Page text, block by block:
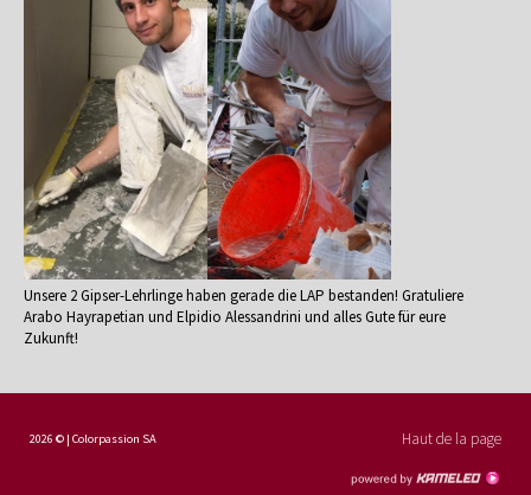
Unsere 2 Gipser-Lehrlinge haben gerade die LAP bestanden! Gratuliere
Arabo Hayrapetian und Elpidio Alessandrini und alles Gute für eure
Zukunft!
2026 © | Colorpassion SA Haut de la page